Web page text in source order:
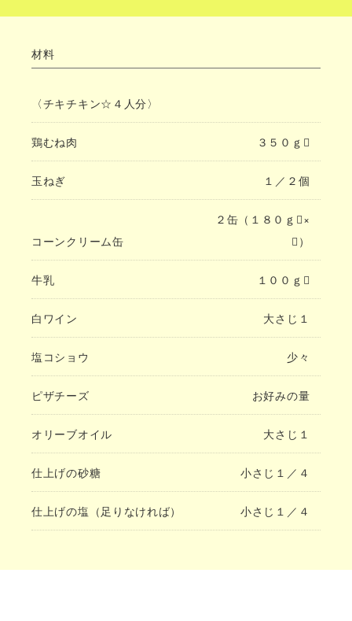
材料
〈チキチキン☆４人分〉
鶏むね肉 ３５０ｇ
玉ねぎ １／２個
コーンクリーム缶
２缶（１８０ｇ×
２）
牛乳 １００ｇ
白ワイン 大さじ１
塩コショウ 少々
ピザチーズ お好みの量
オリーブオイル 大さじ１
仕上げの砂糖 小さじ１／４
仕上げの塩（足りなければ） 小さじ１／４